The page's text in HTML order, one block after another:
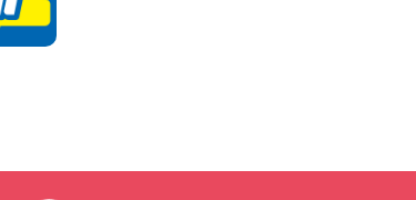
★五所川原の夏を100円レン